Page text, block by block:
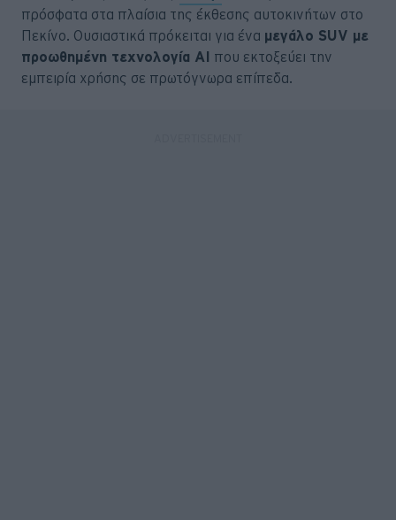
πρόσφατα στα πλαίσια της έκθεσης αυτοκινήτων στο
Πεκίνο. Ουσιαστικά πρόκειται για ένα μεγάλο SUV με
προωθημένη τεχνολογία AI που εκτοξεύει την
εμπειρία χρήσης σε πρωτόγνωρα επίπεδα.